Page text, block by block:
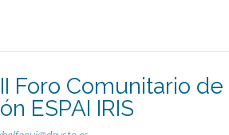
Foro Comunitario de
ESPAI IRIS